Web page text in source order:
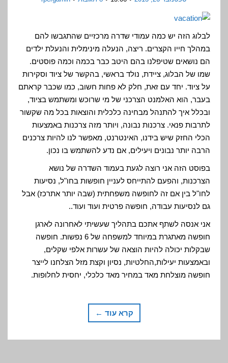
לבלוג הזה יש כמה עמודי שדרה מרכזיים שהתגבשו להם
במהלך חייו הקצרים. ריצה, הנעלה מינימלית והנעלת ילדים
הם נושאים שטיפלנו בהם היטב כבר בכמה וכמה פוסטים.
שמו של הבלוג, ציידת, נולד בראשי, בהקשר של ציוד וסקירות
על ציוד. יחד עם זאת, חלק לא פחות חשוב, כמו שכבר קראתם
בעבר, הוא האלמנט הצרכני של מי שרוכש ומשתמש בציוד,
ובכלל איך להתנהל מבחינה כלכלית והוצאות בכל מה שקשור
לתרבות פנאי. צרכנות נבונה, ויותר מזה צרכנות באמצעות
הכלי החזק שיש בידנו, האינטרנט, מאפשר לנו להיות צרכנים
הרבה יותר נבונים ויעילים, אם נדע להשתמש בו נכון.
בפוסט הזה אני רוצה לגעת בעמוד השדרה של נושא
הצרכנות, והפעם להתייחס לעניין חופשות בחו"ל, נסיעות
לחו"ל בין אם זה לחופשה משפחתית (שבה יותר אתרכז) אבל
גם לנסיעות עבודה, חופשה פרטית ועוד ועוד..
אני אנסה לשתף אתכם בתהליך שעשיתי לאחרונה לארגן
חופשה מאתגרת במיוחד למשפחה של 6 נפשות. חופשה
שבקלות יכולה להיות הוצאה של עשרות אלפי שקלים,
ובאמצעות יעילות,החלטיות, נסיון וקצת מזל הצלחנו לייצר
חופשה מוצלחת מאד במחיר מאד כלכלי, יחסית לחלופות.
קרא עוד ←